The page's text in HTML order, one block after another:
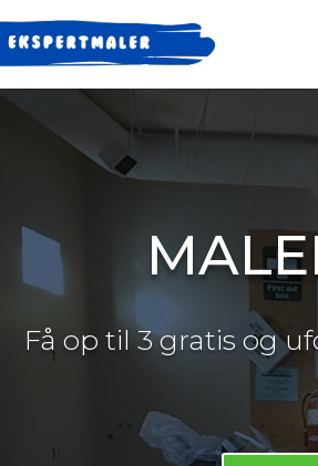
Få op til 3 gratis og